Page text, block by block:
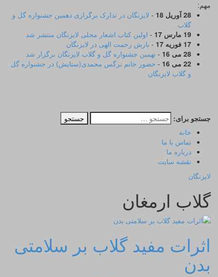
مهم:
28 آوریل 18
- لایزنگان در تدارک برگزاری دهمین جشنواره گل و
گلاب
19 مارس 17
- اولین کتاب اشعار محلی لایزنگان منتشر شد
17 فوریه 17
- بارش رحمت الهی در لایزنگان
28 می 16
- نهمین جشنواره گل و گلاب لایزنگان برگزار شد
22 می 16
- حضور خانم نرگس محمدی(ستایش) در جشنواره گل
و گلاب لایزنگان
جستجو برای:
خانه
تماس با ما
درباره ما
نقشه سایت
لایزنگان
گلاب ارمغان
اثرات مفید گلاب بر سلامتی
بدن